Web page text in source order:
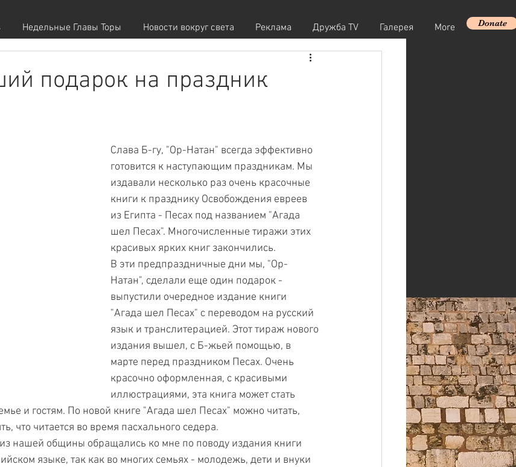
Недельные Главы Торы Новости вокруг света Реклама Дружба TV Галерея More Donate
подарок на праздник
Слава Б-гу, "Ор-Натан" всегда эффективно
готовится к наступающим праздникам. Мы
издавали несколько раз очень красочные
книги к празднику Освобождения евреев
из Египта - Песах под названием "Агада
шел Песах". Многочисленные тиражи этих
красивых ярких книг закончились.
В эти предпраздничные дни мы, "Ор-
Натан", сделали еще один подарок -
выпустили очередное издание книги
"Агада шел Песах" с переводом на русский
язык и транслитерацией. Этот тираж нового
издания вышел, с Б-жьей помощью, в
марте перед праздником Песах. Очень
красочно оформленная, с красивыми
иллюстрациями, эта книга может стать
и гостям. По новой книге "Агада шел Песах" можно читать,
что читается во время пасхального седера.
из нашей общины обращались ко мне по поводу издания книги
языке, так как во многих семьях - молодежь, дети и внуки